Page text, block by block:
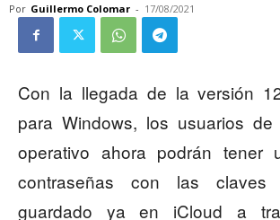
Por Guillermo Colomar - 17/08/2021
Con la llegada de la versión
para Windows, los usuarios de
operativo ahora podrán tener
contraseñas con las claves
guardado ya en iCloud a